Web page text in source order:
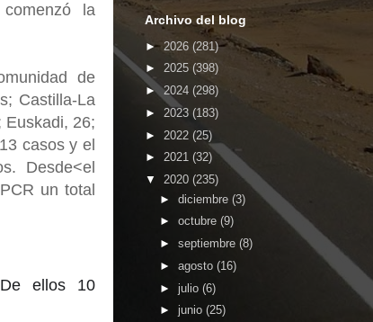
la
de
Castilla-La
Euskadi, 26;
casos y el
Desde<el
un total
ellos 10
Archivo del blog
► 2026 (281)
► 2025 (398)
►2024 (298)
► 2023 (183)
► 2022 (25)
► 2021 (32)
▼ 2020 (235)
► diciembre (3)
► octubre (9)
► septiembre (8)
► agosto (16)
► julio (6)
► junio (25)